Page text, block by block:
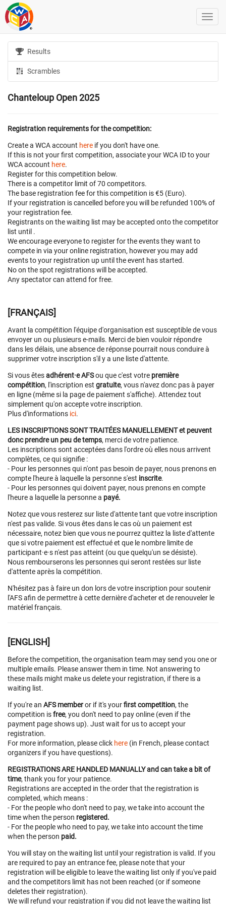
Results
Scrambles
Chanteloup Open 2025
Registration requirements for the competition:
Create a WCA account here if you don't have one.
If this is not your first competition, associate your WCA ID to your
WCA account here.
Register for this competition below.
There is a competitor limit of 70 competitors.
The base registration fee for this competition is €5 (Euro).
If your registration is cancelled beforeyou will be refunded 100% of
your registration fee.
Registrants on the waiting list may be accepted onto the competitor
list until .
We encourage everyone to register for the events they want to
compete in via your online registration, however you may add
events to your registration up until the event has started.
No on the spot registrations will be accepted.
Any spectator can attend for free.
[FRANÇAIS]
Avant la compétition l'équipe d'organisation est susceptible de vous
envoyer un ou plusieurs e-mails. Merci de bien vouloir répondre
dans les délais, une absence de réponse pourrait nous conduire à
supprimer votre inscription s'il y a une liste d'attente.
Si vous êtesadhérent·e AFSou que c'est votre première
compétition, l'inscription est gratuite, vous n'avez donc pas à payer
en ligne (même si la page de paiement s'affiche). Attendez tout
simplement qu'on accepte votre inscription.
Plus d'informations ici.
LES INSCRIPTIONS SONT TRAITÉES MANUELLEMENT et peuvent
donc prendre un peu de temps, merci de votre patience.
Les inscriptions sont acceptées dans l'ordre où elles nous arrivent
complètes, ce qui signifie :
- Pour les personnes qui n'ont pas besoin de payer, nous prenons en
compte l'heure à laquelle la personne s'est inscrite.
- Pour les personnes qui doivent payer, nous prenons en compte
l'heure a laquelle la personne a payé.
Notez que vous resterez sur liste d'attente tant que votre inscription
n'est pas valide. Si vous êtes dans le cas où un paiement est
nécessaire, notez bien que vous ne pourrez quittez la liste d'attente
que si votre paiement est effectué et que le nombre limite de
participant·e·s n'est pas atteint (ou que quelqu'un se désiste).
Nous rembourserons les personnes qui seront restées sur liste
d'attente après la compétition.
N'hésitez pas à faire un don lors de votre inscription pour soutenir
l'AFS afin de permettre à cette dernière d'acheter et de renouveler le
matériel français.
[ENGLISH]
Before the competition, the organisation team may send you one or
multiple emails. Please answer them in time. Not answering to
these mails might make us delete your registration, if there is a
waiting list.
If you're an AFS memberor if it's yourfirst competition, the
competition isfree, you don't need to pay online (even if the
payment page shows up). Just wait for us to accept your
registration.
For more information, please click here (in French, please contact
organizers if you have questions).
REGISTRATIONS ARE HANDLED MANUALLY and can take a bit of
time, thank you for your patience.
Registrations are accepted in the order that the registration is
completed, which means :
- For the people who don't need to pay, we take into account the
time when the person registered.
- For the people who need to pay, we take into account the time
when the person paid.
You will stay on the waiting list until your registration is valid. If you
are required to pay an entrance fee, please note that your
registration will be eligible to leave the waiting list only if you've paid
and the competitors limit has not been reached (or if someone
deletes their registration).
We will refund your registration if you did not leave the waiting list